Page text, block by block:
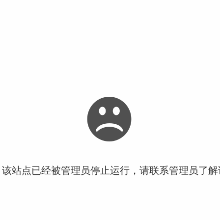
站点已经被管理员停止运行，请联系管理员了